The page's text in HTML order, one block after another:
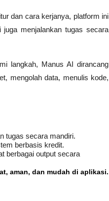
dan cara kerjanya, platform ini
menjalankan tugas secara
langkah, Manus AI dirancang
mengolah data, menulis kode,
tugas secara mandiri.
berbasis kredit.
berbagai output secara
aman, dan mudah di aplikasi.